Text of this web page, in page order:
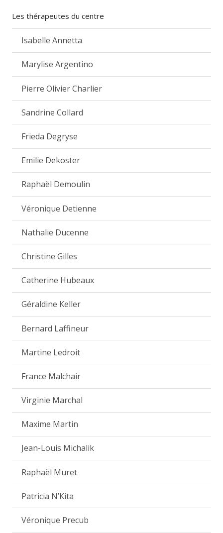
Les thérapeutes du centre
Isabelle Annetta
Marylise Argentino
Pierre Olivier Charlier
Sandrine Collard
Frieda Degryse
Emilie Dekoster
Raphaël Demoulin
Véronique Detienne
Nathalie Ducenne
Christine Gilles
Catherine Hubeaux
Géraldine Keller
Bernard Laffineur
Martine Ledroit
France Malchair
Virginie Marchal
Maxime Martin
Jean-Louis Michalik
Raphaël Muret
Patricia N’Kita
Véronique Precub